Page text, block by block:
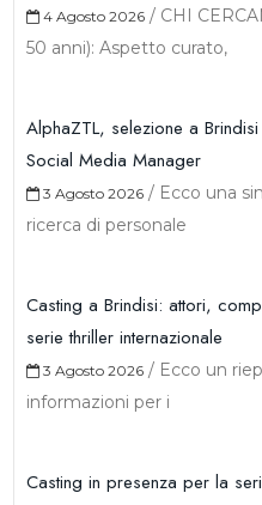
4 Agosto 2026 / CHI
50 anni): Aspetto curato,
AlphaZTL, selezione a
Social Media Manager
3 Agosto 2026 / Ecco una
ricerca di personale
Casting a Brindisi: attori,
serie thriller internazionale
3 Agosto 2026 / Ecco un
informazioni per i
Casting in presenza per la